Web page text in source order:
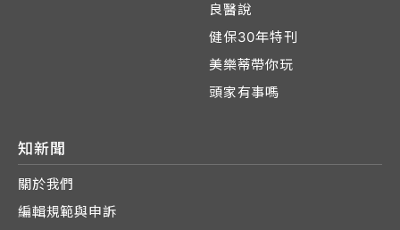
良醫說
健保30年特刊
美樂蒂帶你玩
頭家有事嗎
知新聞
關於我們
編輯規範與申訴